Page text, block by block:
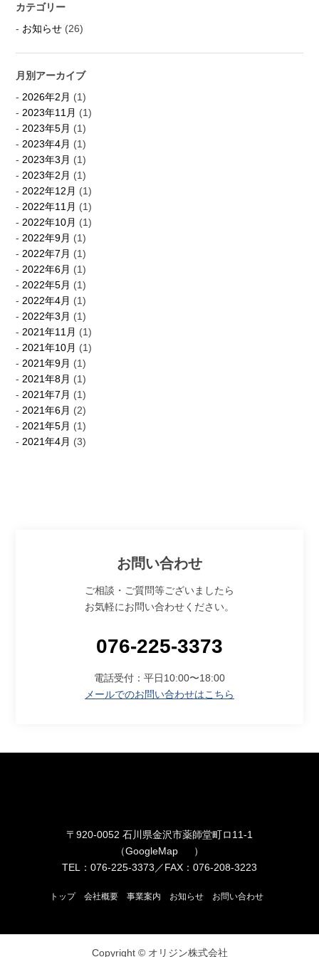
カテゴリー
お知らせ (26)
月別アーカイブ
2026年2月 (1)
2023年11月 (1)
2023年5月 (1)
2023年4月 (1)
2023年3月 (1)
2023年2月 (1)
2022年12月 (1)
2022年11月 (1)
2022年10月 (1)
2022年9月 (1)
2022年7月 (1)
2022年6月 (1)
2022年5月 (1)
2022年4月 (1)
2022年3月 (1)
2021年11月 (1)
2021年10月 (1)
2021年9月 (1)
2021年8月 (1)
2021年7月 (1)
2021年6月 (2)
2021年5月 (1)
2021年4月 (3)
お問い合わせ
ご相談・ご質問等ございましたら
お気軽にお問い合わせください。
076-225-3373
電話受付：平日10:00〜18:00
メールでのお問い合わせはこちら
〒920-0052 石川県金沢市薬師堂町ロ11-1
（GoogleMap
）
TEL：076-225-3373／FAX：076-208-3223
トップ 会社概要 事業案内 お知らせ お問い合わせ
Copyright © オリジン株式会社